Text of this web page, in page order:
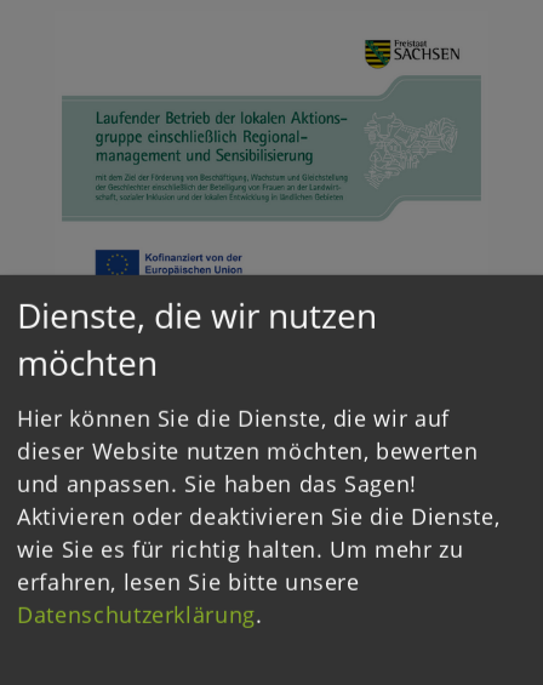
Login
Downloads
Ausschreibungen
Dienste, die wir nutzen
möchten
Hier können Sie die Dienste, die wir auf
dieser Website nutzen möchten, bewerten
und anpassen. Sie haben das Sagen!
Aktivieren oder deaktivieren Sie die Dienste,
wie Sie es für richtig halten. Um mehr zu
erfahren, lesen Sie bitte unsere
Datenschutzerklärung.